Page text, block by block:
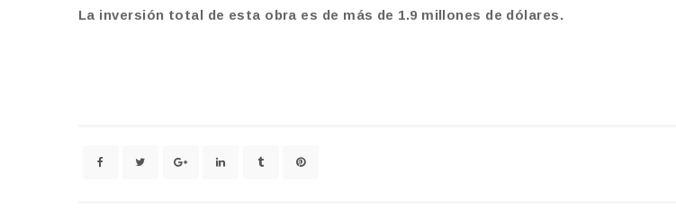
La inversión total de esta obra es de más de 1.9 millones de dólares.